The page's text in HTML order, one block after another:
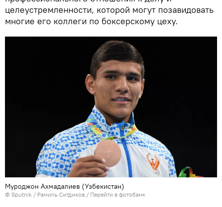
целеустремленности, которой могут позавидовать
многие его коллеги по боксерскому цеху.
Муроджон Ахмадалиев (Узбекистан)
© Sputnik / Рамиль Ситдиков / Перейти в фотобанк